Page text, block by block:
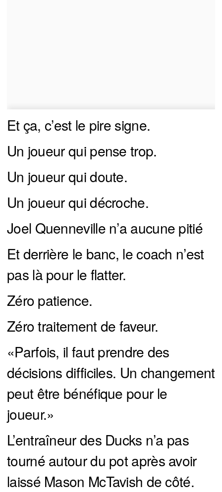
Et ça, c’est le pire signe.
Un joueur qui pense trop.
Un joueur qui doute.
Un joueur qui décroche.
Joel Quenneville n’a aucune pitié
Et derrière le banc, le coach n’est
pas là pour le flatter.
Zéro patience.
Zéro traitement de faveur.
«Parfois, il faut prendre des
décisions difficiles. Un changement
peut être bénéfique pour le
joueur.»
L’entraîneur des Ducks n’a pas
tourné autour du pot après avoir
laissé Mason McTavish de côté.